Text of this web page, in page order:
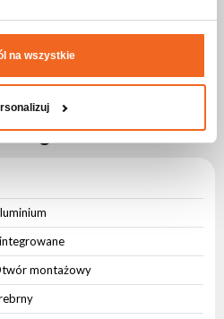
na wszystkiesprawiająca że hak
for PIPE QLA-500
montażowy